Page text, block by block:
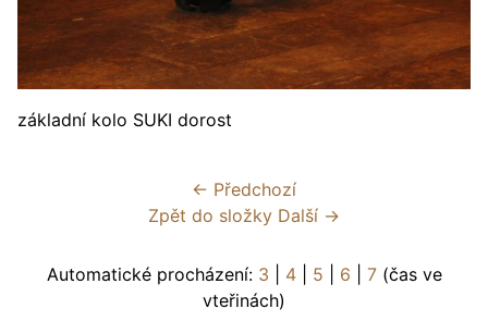
základní kolo SUKI dorost
← Předchozí
Zpět do složky Další →
Automatické procházení: 3 4| 5 6 7(čas ve
vteřinách)